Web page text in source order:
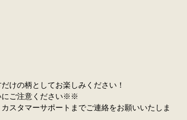
けの柄としてお楽しみください！
にご注意ください※※
スタマーサポートまでご連絡をお願いいたしま